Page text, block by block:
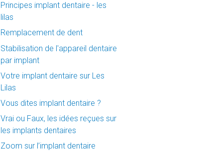
Principes implant dentaire - les
lilas
Remplacement de dent
Stabilisation de l'appareil dentaire
par implant
Votre implant dentaire sur Les
Lilas
Vous dites implant dentaire ?
Vrai ou Faux, les idées reçues sur
les implants dentaires
Zoom sur l’implant dentaire